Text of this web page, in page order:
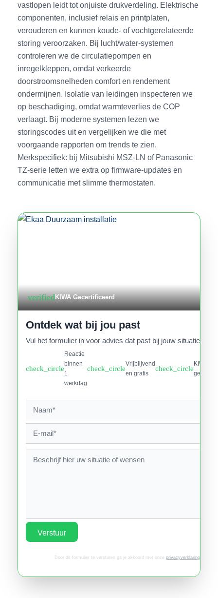
vastlopen leidt tot onjuiste drukverdeling. Elektrische
componenten, inclusief relais en printplaten,
verouderen en kunnen koude- of vochtgerelateerde
storing veroorzaken. Bij lucht/water-systemen
controleren we de circulatiepompen en
inregelkleppen, omdat verkeerde
doorstroomsnelheden comfort en rendement
ondermijnen. Isolatie van leidingen inspecteren we
op beschadiging, omdat warmteverlies de COP
verlaagt. Bij moderne systemen lezen we
storingscodes uit en vergelijken we die met
voorgaande rapporten om trends te zien.
Merkspecifiek: bij Mitsubishi MSZ-LN of Panasonic
TZ-serie letten we extra op firmware-updates en
communicatie met slimme thermostaten.
verifiedKIWA Gecertificeerd
Ontdek wat bij jou past
Vul het formulier in voor advies dat past bij jouw situatie.
check_circle
Reactie
binnen
1
werkdag
check_circle
Vrijblijvend
en gratis
check_circle
KIWA
Verstuur
Door dit formulier te versturen ga je akkoord met onze privacyverklaring.